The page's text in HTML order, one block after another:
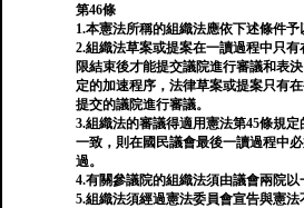
第46條
1.本憲法所稱的組織法應依下述條件予
2.組織法草案或提案在一讀過程中只
限結束後才能提交議院進行審議和表
定的加速程序，法律草案或提案只有
提交的議院進行審議。
3.組織法的審議得適用憲法第45條規
一致，則在國民議會最後一讀過程中
過。
4.有關參議院的組織法須由議會兩院以
5.組織法須經過憲法委員會宣告與憲法